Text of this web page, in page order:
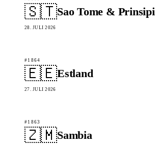
🇸🇹Sao Tome & Prinsipi
28. JULI 2026
#1864
🇪🇪Estland
27. JULI 2026
#1863
🇿🇲Sambia